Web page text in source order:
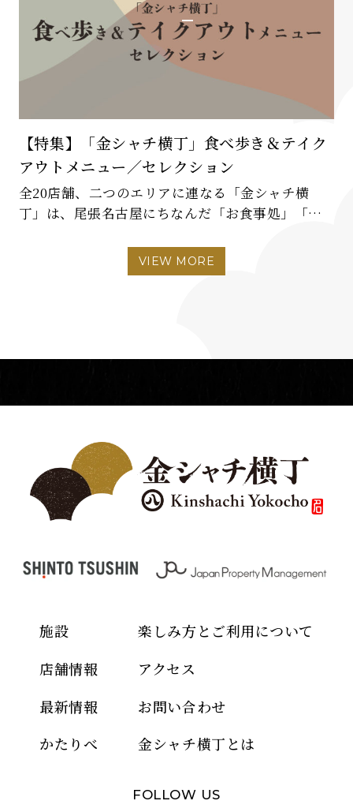
【特集】「金シャチ横丁」食べ歩き＆テイク
アウトメニュー／セレクション
全20店舗、二つのエリアに連なる「金シャチ横
丁」は、尾張名古屋にちなんだ「お食事処」「カ
ニューをテイクアウトし、「金シャチ横丁」内で
お召し上がりいただけます。名古屋城は再入場可
VIEW MORE
施設
楽しみ方とご利用について
店舗情報
アクセス
最新情報
お問い合わせ
かたりべ
金シャチ横丁とは
FOLLOW US